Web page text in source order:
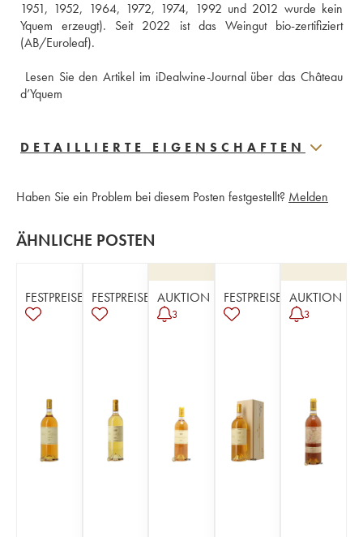
1951, 1952, 1964, 1972, 1974, 1992 und 2012 wurde kein
Yquem erzeugt). Seit 2022 ist das Weingut bio-zertifiziert
(AB/Euroleaf).
Lesen Sie den Artikel im iDealwine-Journal über das Château
d’Yquem
DETAILLIERTE EIGENSCHAFTEN
Haben Sie ein Problem bei diesem Posten festgestellt? Melden
ÄHNLICHE POSTEN
FESTPREISE FESTPREISE AUKTION
3
FESTPREISE AUKTION
3